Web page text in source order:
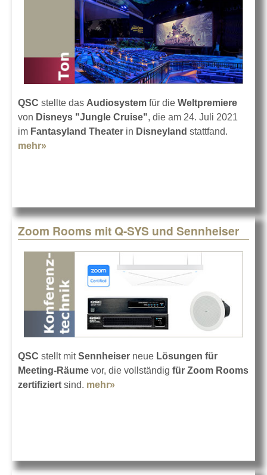
QSC stellte das Audiosystem für die Weltpremiere
von Disneys "Jungle Cruise", die am 24. Juli 2021
im Fantasyland Theater in Disneyland stattfand.
mehr»
Zoom Rooms mit Q-SYS und Sennheiser
QSC stellt mitSennheiser neue Lösungen für
Meeting-Räume vor, die vollständig für Zoom Rooms
zertifiziert sind. mehr»